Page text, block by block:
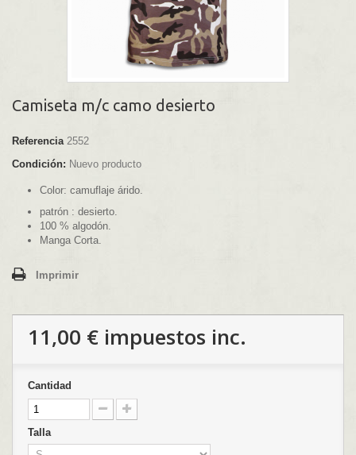
Camiseta m/c camo desierto
Referencia 2552
Condición: Nuevo producto
Color: camuflaje árido.
patrón : desierto.
100 % algodón.
Manga Corta.
Imprimir
11,00 € impuestos inc.
Cantidad
Talla